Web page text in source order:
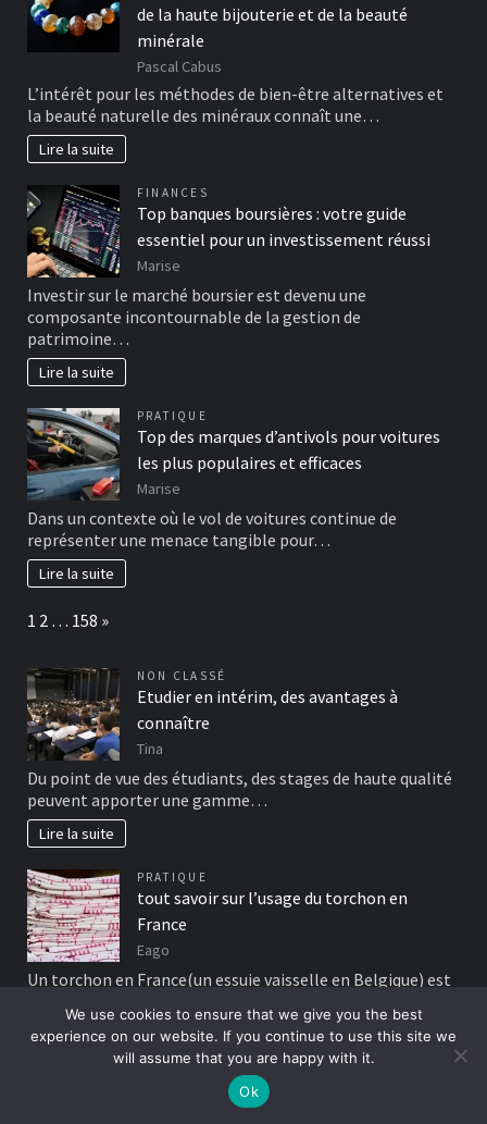
de la haute bijouterie et de la beauté
minérale
Pascal Cabus
L’intérêt pour les méthodes de bien-être alternatives et
la beauté naturelle des minéraux connaît une…
Lire la suite
FINANCES
Top banques boursières : votre guide
essentiel pour un investissement réussi
Marise
Investir sur le marché boursier est devenu une
composante incontournable de la gestion de
patrimoine…
Lire la suite
PRATIQUE
Top des marques d’antivols pour voitures
les plus populaires et efficaces
Marise
Dans un contexte où le vol de voitures continue de
représenter une menace tangible pour…
Lire la suite
Page:
1 2 … 158 Next
»
NON CLASSÉ
Etudier en intérim, des avantages à
connaître
Tina
Du point de vue des étudiants, des stages de haute qualité
peuvent apporter une gamme…
Lire la suite
PRATIQUE
tout savoir sur l’usage du torchon en
France
Eago
Un torchon en France(un essuie vaisselle en Belgique) est
Lire la suite
Bien choisir une colonie de vacances en
We use cookies to ensure that we give you the best
experience on our website. If you continue to use this site we
will assume that you are happy with it.
Ok